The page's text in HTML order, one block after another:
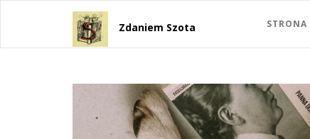
Zdaniem Szota